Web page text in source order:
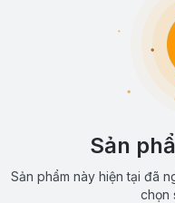
Sản
Sản phẩm này hiện tại đã
chọn